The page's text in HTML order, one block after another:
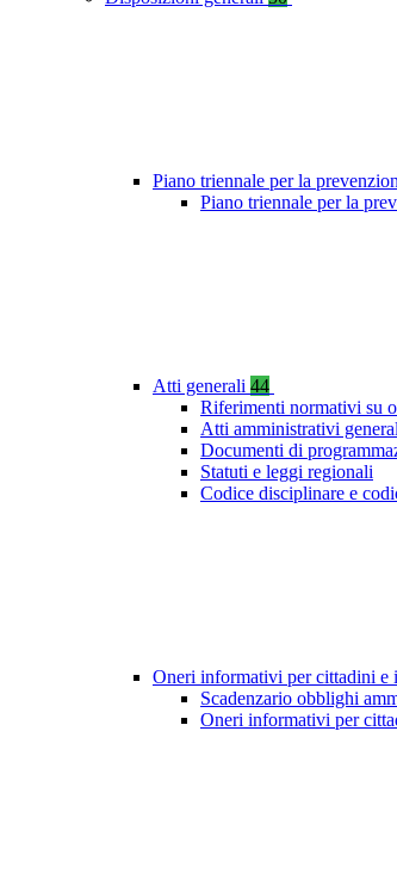
Piano triennale per la
Piano triennale per la
Atti generali 44
Riferimenti normativi su
Atti amministrativi
Documenti di
Statuti e leggi regionali
Codice disciplinare e
Oneri informativi per cittadini e
Scadenzario obblighi
Oneri informativi per